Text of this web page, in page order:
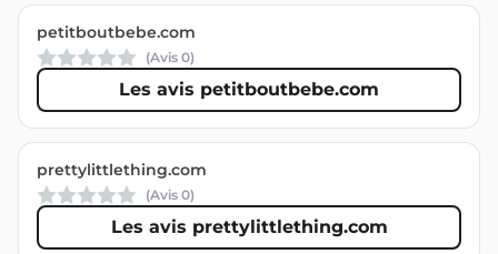
petitboutbebe.com
(Avis 0)
Les avis petitboutbebe.com
prettylittlething.com
(Avis 0)
Les avis prettylittlething.com